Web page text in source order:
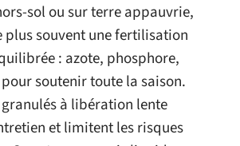
sol ou sur terre appauvrie,
plus souvent une fertilisation
: azote, phosphore,
soutenir toute la saison.
à libération lente
et limitent les risques